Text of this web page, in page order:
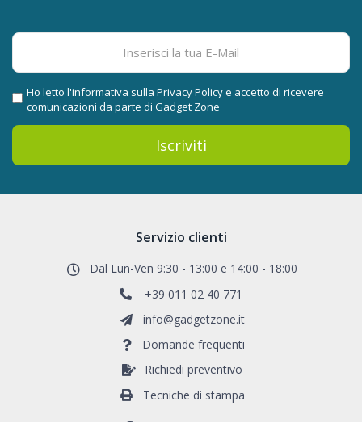
Iscriviti
Ho letto l'informativa sulla Privacy Policye accetto di ricevere
comunicazioni da parte di Gadget Zone
Servizio clienti
Dal Lun-Ven 9:30 - 13:00 e 14:00 - 18:00
+39 011 02 40 771
info@gadgetzone.it
Domande frequenti
Richiedi preventivo
Tecniche di stampa